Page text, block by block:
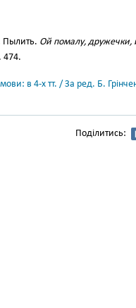
Пылить. Ой помалу, дружечки,
474.
мови: в 4-х тт. / За ред. Б.
Поділитись: